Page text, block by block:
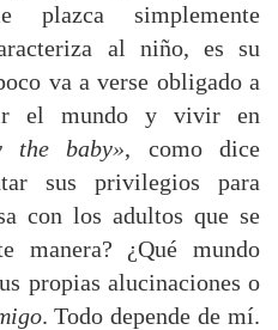
simplemente
al niño, es su
va a verse obligado a
el mundo y vivir en
the baby», como dice
sus privilegios para
con los adultos que se
manera? ¿Qué mundo
propias alucinaciones o
. Todo depende de mí.